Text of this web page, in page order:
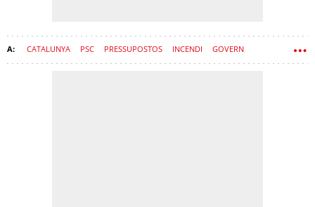
CATALUNYA PSC PRESSUPOSTOS INCENDI GOVERN